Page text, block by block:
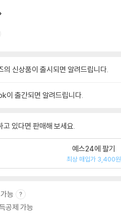
의 신상품이 출시되면 알려드립니다.
이 출간되면 알려드립니다.
고 있다면 판매해 보세요.
예스24에 팔기
최상 매입가 3,400원
능
공제 가능